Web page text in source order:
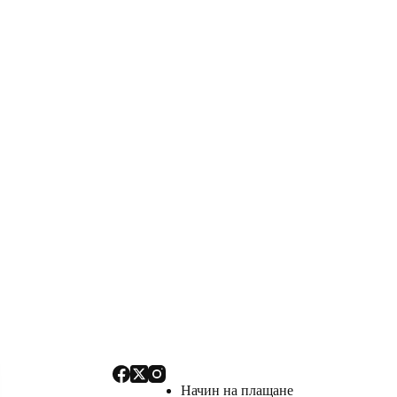
Начин на плащане